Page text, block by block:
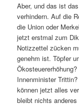
Aber, und das ist
verhindern. Auf die
die Union oder
jetzt erstmal zum
Notizzettel zücken
genehm ist. Töpfer
Innenminister
können jetzt alles
bleibt nichts